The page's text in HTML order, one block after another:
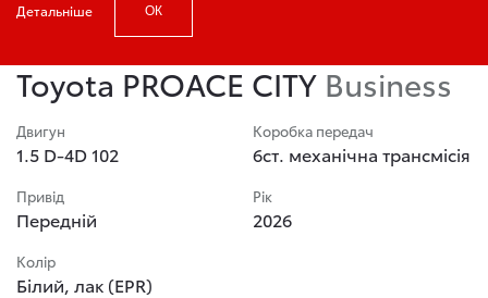
Детальніше ОК
Головна Авто в наявності
Toyota PROACE CITY Business
Двигун
1.5 D-4D 102
Коробка передач
6ст. механічна трансмісія
Привід
Передній
Рік
2026
Колір
Білий, лак (EPR)